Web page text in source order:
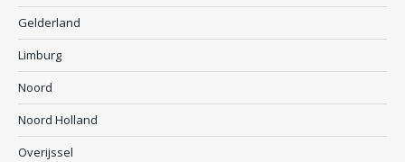
Gelderland
Limburg
Noord
Noord Holland
Overijssel